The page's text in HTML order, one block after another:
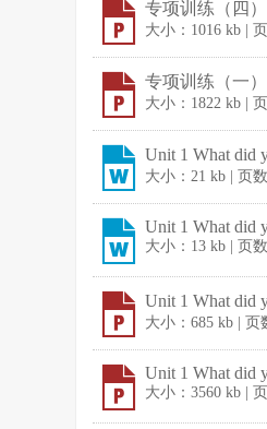
专项训练（四
大小：1016 kb |
专项训练（一
大小：1822 kb |
Unit 1 What did
大小：21 kb | 页
Unit 1 What did
大小：13 kb | 页
Unit 1 What did
大小：685 kb |
Unit 1 What did
大小：3560 kb |